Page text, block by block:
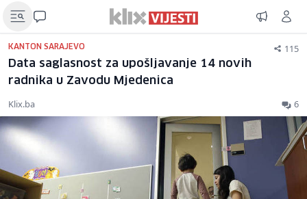
KANTON SARAJEVO 115
Data saglasnost za upošljavanje 14 novih
radnika u Zavodu Mjedenica
Klix.ba 6